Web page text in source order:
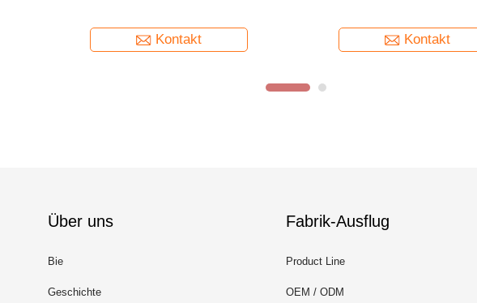
Kontakt Kontakt
Über uns
Bie
Geschichte
Fabrik-Ausflug
Product Line
OEM / ODM